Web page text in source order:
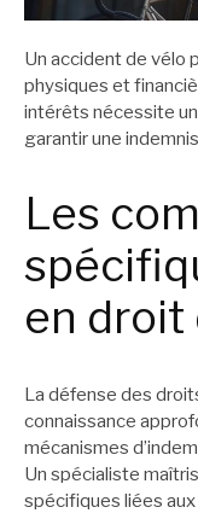
Un accident de vélo
physiques et
intérêts nécessite
garantir une
Les
en droit
La défense des
connaissance
mécanismes
Un spécialiste
spécifiques liées